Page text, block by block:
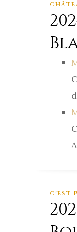
C'EST